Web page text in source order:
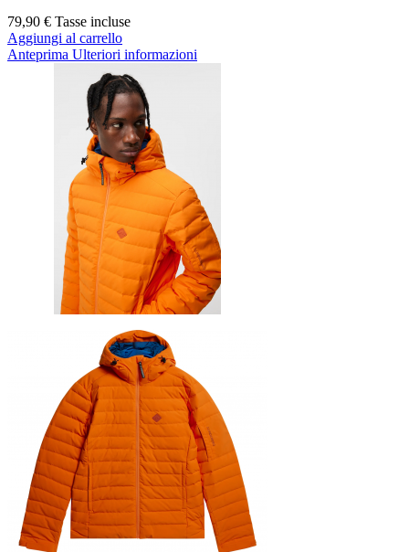
79,90 € Tasse incluse
Aggiungi al carrello
Anteprima Ulteriori informazioni